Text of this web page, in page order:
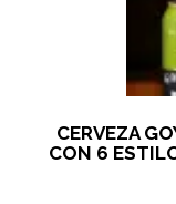
CERVEZA
CON 6